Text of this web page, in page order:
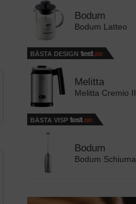
Bodum
Bodum Latteo
BÄSTA DESIGN
Melitta
Melitta Cremio II
BÄSTA VISP
Bodum
Bodum Schiuma